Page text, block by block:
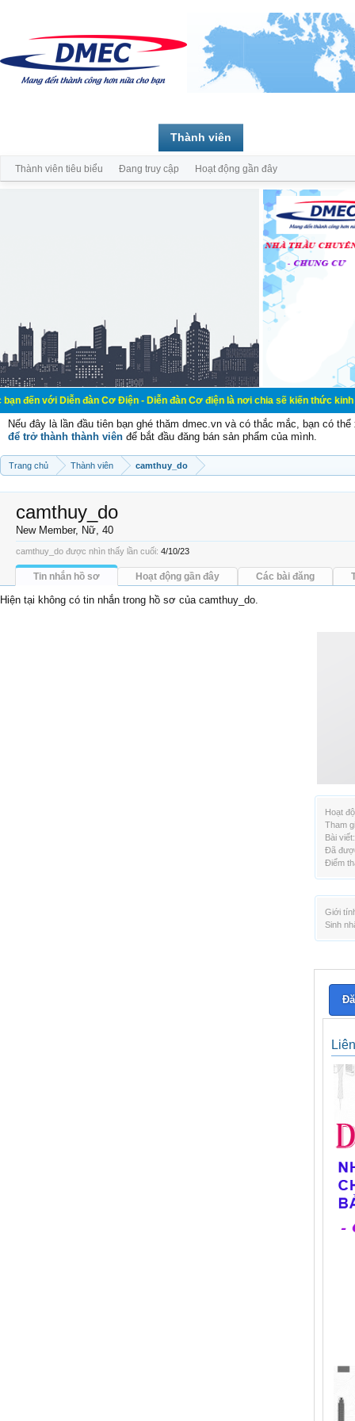
Diễn đàn Cơ Điện - Diễn đàn Cơ điện là nơi chia sẽ kiến thức kinh nghiệm
Nếu đây là lần đầu tiên bạn ghé thăm dmec.vn và có thắc mắc, bạn có
để trở thành thành viên để bắt đầu đăng bán sản phẩm của mình.
Trang chủ Thành viên camthuy_do
Hoạt
Tham
Bài viết:
Đã
Điểm
Giới
Sinh
camthuy_do
New Member, Nữ, 40
camthuy_do được nhìn thấy lần cuối: 4/10/23
Tin nhắn hồ sơ Hoạt động gần đây Các bài đăng
Hiện tại không có tin nhắn trong hồ sơ của camthuy_do.
Thành viên
Thành viên tiêu biểu Đang truy cập Hoạt động gần đây